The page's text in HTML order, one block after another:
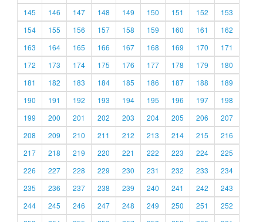
145
146 147 148 149 150 151 152
153
154
155 156 157 158 159 160 161
162
163
164 165 166 167 168 169 170
171
172
173 174 175 176 177 178 179
180
181
182 183 184 185 186 187 188
189
190
191 192 193 194 195 196 197
198
199
200 201 202 203 204 205 206
207
208
209 210 211 212 213 214 215
216
217
218 219 220 221 222 223 224
225
226
227 228 229 230 231 232 233
234
235
236 237 238 239 240 241 242
243
244
245 246 247 248 249 250 251
252